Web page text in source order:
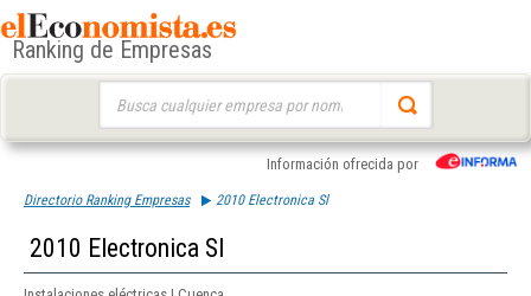
Ranking de Empresas
Información ofrecida por
Directorio Ranking Empresas 2010 Electronica Sl
2010 Electronica Sl